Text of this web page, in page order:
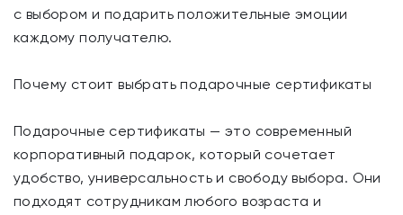
с выбором и подарить положительные эмоции
каждому получателю.
Почему стоит выбрать подарочные сертификаты
Подарочные сертификаты — это современный
корпоративный подарок, который сочетает
удобство, универсальность и свободу выбора. Они
подходят сотрудникам любого возраста и